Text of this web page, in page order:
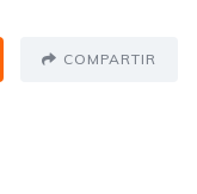
COMPARTIR